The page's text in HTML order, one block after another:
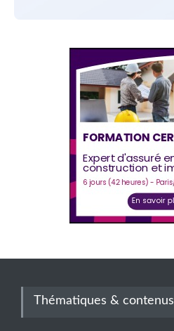
Thématiques & contenus